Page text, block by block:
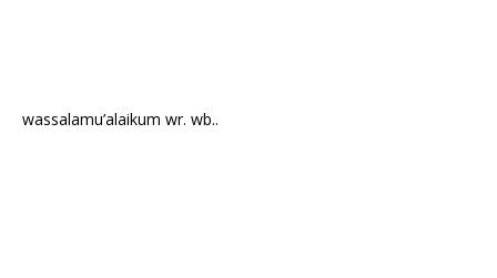
wassalamu’alaikum wr. wb..